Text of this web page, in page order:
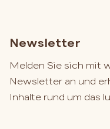
Newsletter
Melden Sie sich mit
Newsletter an und
Inhalte rund um das